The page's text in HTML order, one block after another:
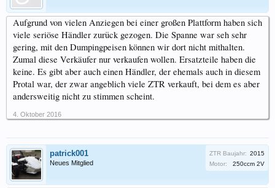
Aufgrund von vielen Anziegen bei einer großen Plattform haben sich
viele seriöse Händler zurück gezogen. Die Spanne war seh sehr
gering, mit den Dumpingpeisen können wir dort nicht mithalten.
Zumal diese Verkäufer nur verkaufen wollen. Ersatzteile haben die
keine. Es gibt aber auch einen Händler, der ehemals auch in diesem
Protal war, der zwar angeblich viele ZTR verkauft, bei dem es aber
andersweitig nicht zu stimmen scheint.
4. Oktober 2016
patrick001
Neues Mitglied
ZTR Baujahr: 2015
Motor:
250ccm 2V